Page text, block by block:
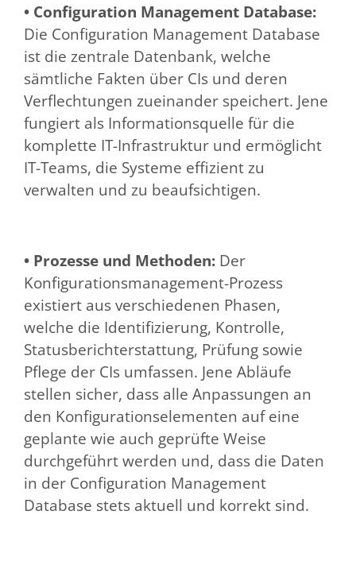
• Configuration Management Database:
Die Configuration Management Database
ist die zentrale Datenbank, welche
sämtliche Fakten über CIs und deren
Verflechtungen zueinander speichert. Jene
fungiert als Informationsquelle für die
komplette IT-Infrastruktur und ermöglicht
IT-Teams, die Systeme effizient zu
verwalten und zu beaufsichtigen.
• Prozesse und Methoden: Der
Konfigurationsmanagement-Prozess
existiert aus verschiedenen Phasen,
welche die Identifizierung, Kontrolle,
Statusberichterstattung, Prüfung sowie
Pflege der CIs umfassen. Jene Abläufe
stellen sicher, dass alle Anpassungen an
den Konfigurationselementen auf eine
geplante wie auch geprüfte Weise
durchgeführt werden und, dass die Daten
in der Configuration Management
Database stets aktuell und korrekt sind.